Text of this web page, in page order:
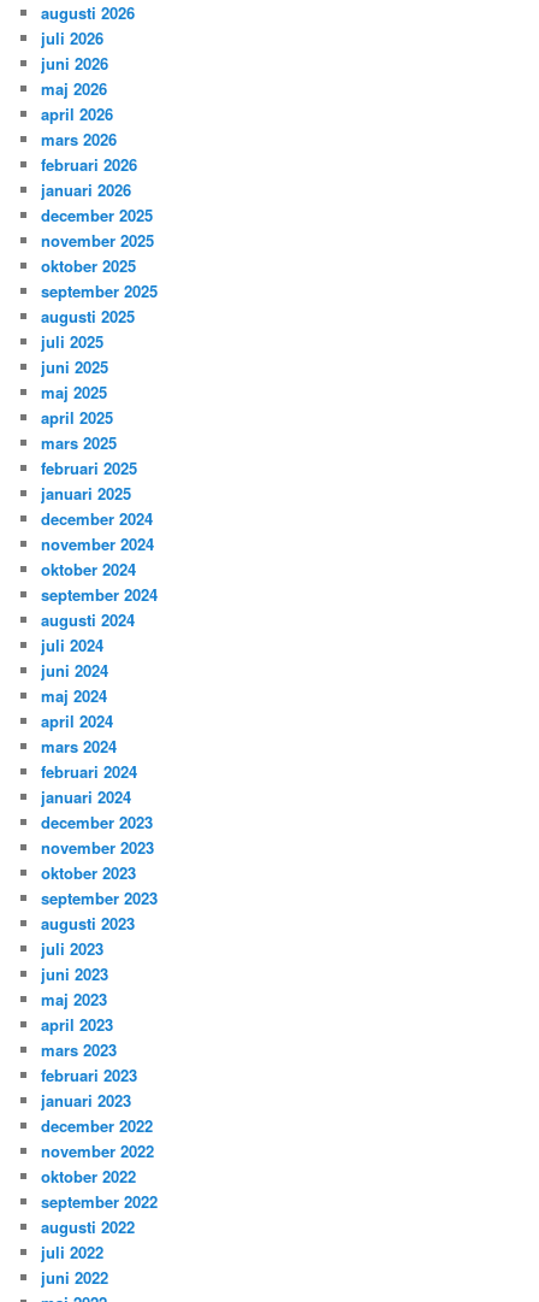
augusti 2026
juli 2026
juni 2026
maj 2026
april 2026
mars 2026
februari 2026
januari 2026
december 2025
november 2025
oktober 2025
september 2025
augusti 2025
juli 2025
juni 2025
maj 2025
april 2025
mars 2025
februari 2025
januari 2025
december 2024
november 2024
oktober 2024
september 2024
augusti 2024
juli 2024
juni 2024
maj 2024
april 2024
mars 2024
februari 2024
januari 2024
december 2023
november 2023
oktober 2023
september 2023
augusti 2023
juli 2023
juni 2023
maj 2023
april 2023
mars 2023
februari 2023
januari 2023
december 2022
november 2022
oktober 2022
september 2022
augusti 2022
juli 2022
juni 2022